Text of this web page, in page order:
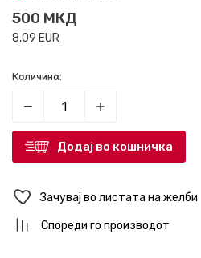
500 МКД
8,09 EUR
Количина:
Додај во кошничка
Зачувај во листата на желби
Спореди го производот